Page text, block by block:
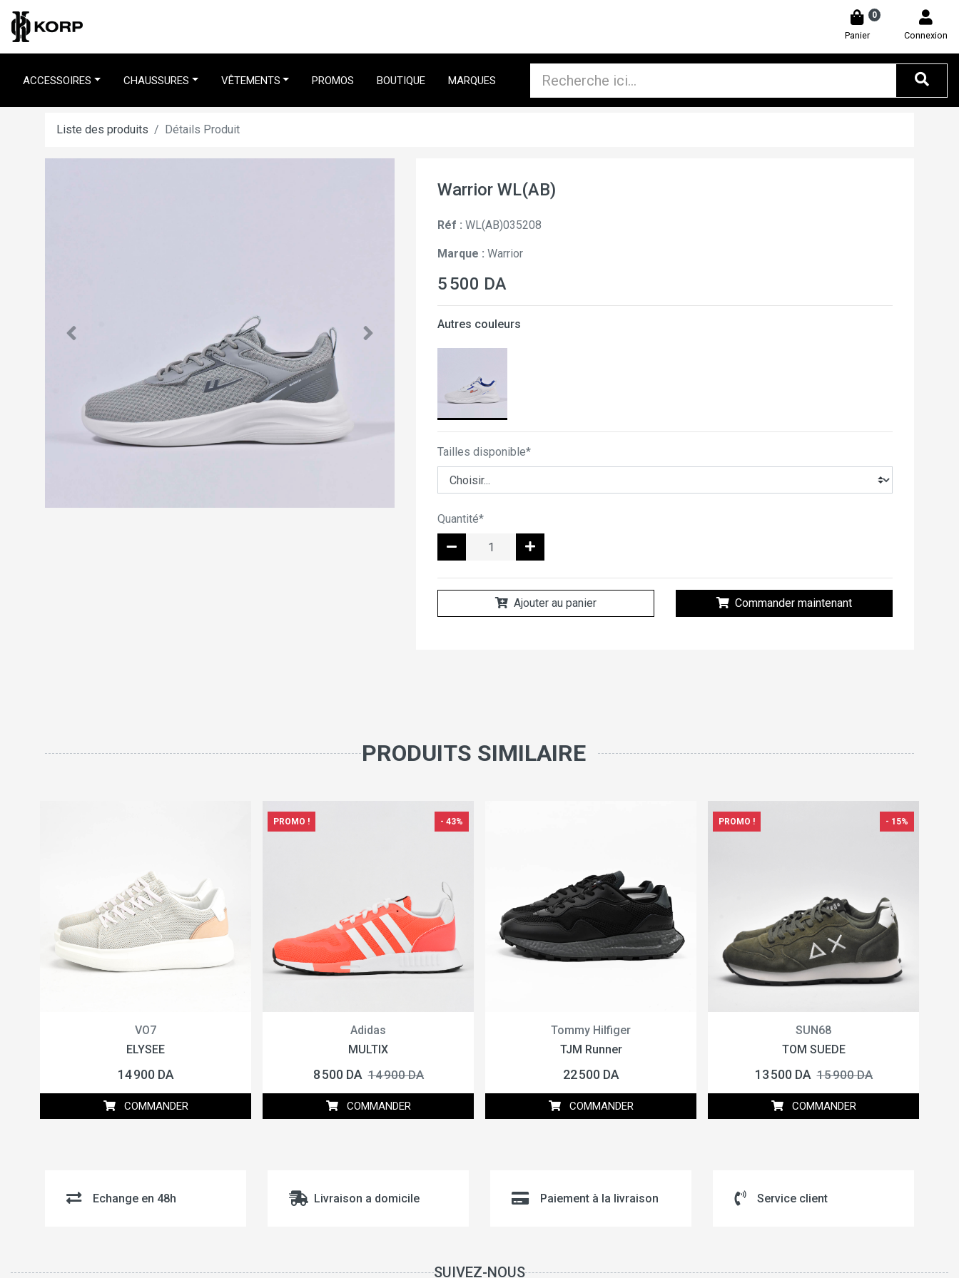
0
Panier Connexion
ACCESSOIRES CHAUSSURES VÊTEMENTS PROMOS BOUTIQUE MARQUES
Liste des produits Détails Produit
Warrior WL(AB)
Réf : WL(AB)035208
Marque : Warrior
5 500 DA
Autres couleurs
Tailles disponible*
Quantité*
Ajouter au panier Commander maintenant
PRODUITS SIMILAIRE
VO7
ELYSEE
14 900 DA
COMMANDER
Adidas
MULTIX
PROMO ! - 43%
8 500 DA 14 900 DA
COMMANDER
Tommy Hilfiger
TJM Runner
22 500 DA
COMMANDER
SUN68
TOM SUEDE
PROMO ! - 15%
13 500 DA 15 900 DA
COMMANDER
Echange en 48h Livraison a domicile Paiement à la livraison Service client
SUIVEZ-NOUS